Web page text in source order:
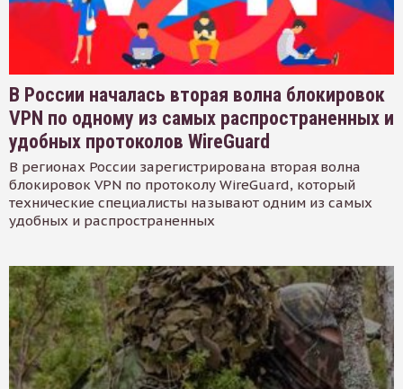
В России началась вторая волна блокировок
VPN по одному из самых распространенных и
удобных протоколов WireGuard
В регионах России зарегистрирована вторая волна
блокировок VPN по протоколу WireGuard, который
технические специалисты называют одним из самых
удобных и распространенных